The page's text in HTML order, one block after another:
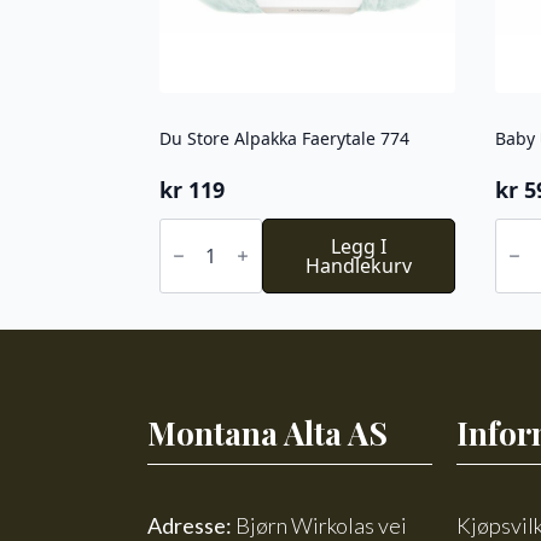
Du Store Alpakka Faerytale 774
kr 119
Du
Store
Alpakka
Faerytale
antall
Legg I
Handlekurv
kr
Baby
Beige
Montana Alta AS
Adresse: Bjørn Wirkolas vei